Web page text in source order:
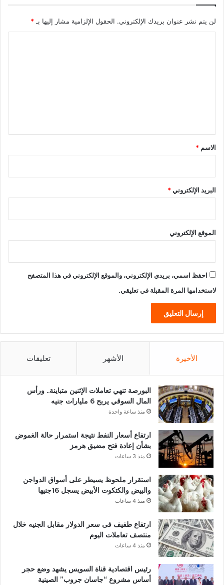
لن يتم نشر عنوان بريدك الإلكتروني. الحقول الإلزامية مشار إليها بـ *
*
الاسم *
البريد الإلكتروني*
الموقع الإلكتروني
احفظ اسمي، بريدي الإلكتروني، والموقع الإلكتروني في هذا المتصفح
لاستخدامها المرة المقبلة في تعليقي.
الأخيرة الأشهر تعليقات
البورصة تنهي تعاملات الإثنين متباينة.. ورأس
المال السوقي يربح 6 مليارات جنيه
منذ ساعة واحدة
ارتفاع أسعار النفط نتيجة استمرار حالة الغموض
بشأن إعادة فتح مضيق هرمز
منذ 3 ساعات
استقرار ملحوظ يسيطر على أسواق الدواجن
والبيض والكتكوت الأبيض يسجل 16جنيها
منذ 4 ساعات
ارتفاع طفيف فى سعر الدولار مقابل الجنيه خلال
منتصف تعاملات اليوم
منذ 4 ساعات
رئيس اقتصادية قناة السويس يشهد وضع حجر
أساس مشروع “جاسان جروب” الصينية